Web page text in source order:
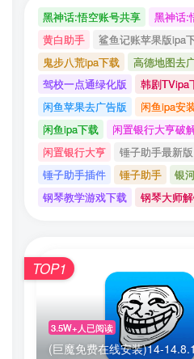
黑神话:悟空账号共享
黑神话:
黄白助手
鲨鱼记账苹果版ipa
鬼步八荒ipa下载
高德地图去
驾校一点通绿化版
韩剧TVipa
闲鱼苹果去广告版
闲鱼ipa安
闲鱼ipa下载
闲置银行大亨破
闲置银行大亨
锤子助手最新版
锤子助手插件
锤子助手
银
钢琴教学游戏下载
钢琴大师
3.5W+人已阅读
(巨魔免费在线安装)14-
TOP1